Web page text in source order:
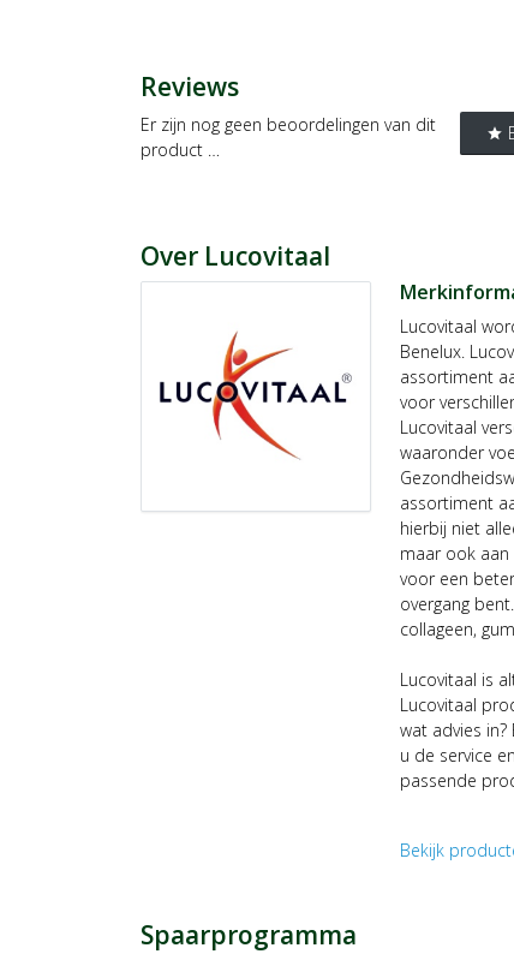
Reviews
star
Er zijn nog geen beoordelingen van dit
product …
Over Lucovitaal
Lucovitaal
Benelux.
assortiment
voor
Lucovitaal
waaronder
assortiment
hierbij niet
maar ook
voor een
overgang
collageen,
Lucovitaal is
Lucovitaal
wat advies
u de service
passende
Bekijk
Spaarprogramma